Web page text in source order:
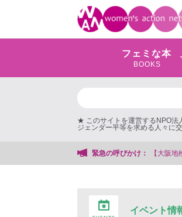
フェミな本
BOOKS
★ このサイトを運営するNPO法
ジェンダー平等を求める人々に
緊急の呼びかけ：
【大阪地検検事正による女性検事への性的暴行事件】
イベント情